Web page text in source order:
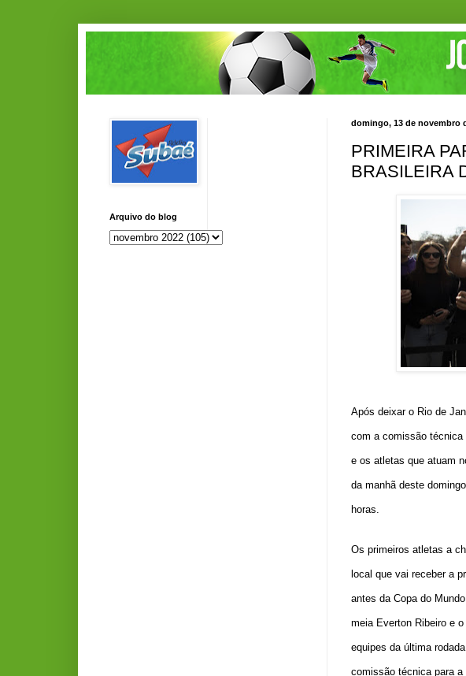
domingo, 13 de novembro
PRIMEIRA
BRASILEIRA
Após deixar o Rio de
com a comissão técnica
e os atletas que atuam
da manhã deste
horas.
Os primeiros atletas a
local que vai receber a
antes da Copa do
meia Everton Ribeiro e
equipes da última
comissão técnica para a
Arquivo do blog